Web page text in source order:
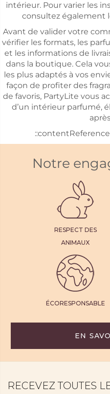
intérieur. Pour varier les
consultez également
Avant de valider votre
vérifier les formats, les
et les informations de
dans la boutique. Cela
les plus adaptés à vos
façon de profiter des
de favoris, PartyLite vous
d’un intérieur parfumé,
Notre
RESPECT DES
ANIMAUX
ÉCORESPONSABLE
EN
RECEVEZ TOUTES